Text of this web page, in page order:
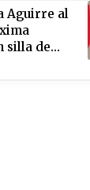
López
Aguirre al
silla de